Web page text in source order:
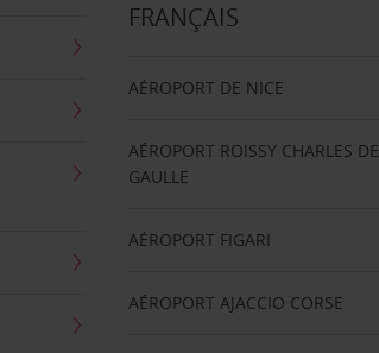
FRANÇAIS
AÉROPORT DE NICE
AÉROPORT ROISSY CHARLES DE
GAULLE
AÉROPORT FIGARI
AÉROPORT AJACCIO CORSE